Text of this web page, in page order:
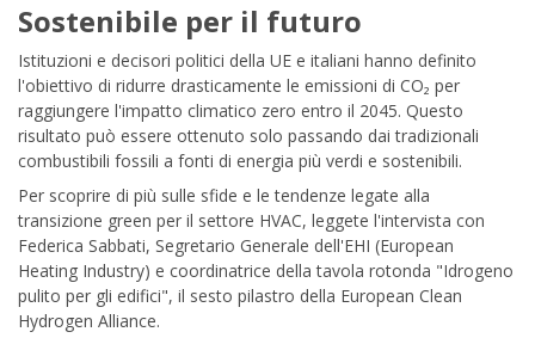
Sostenibile per il futuro
Istituzioni e decisori politici della UE e italiani hanno definito
l'obiettivo di ridurre drasticamente le emissioni di CO₂ per
raggiungere l'impatto climatico zero entro il 2045. Questo
risultato può essere ottenuto solo passando dai tradizionali
combustibili fossili a fonti di energia più verdi e sostenibili.
Per scoprire di più sulle sfide e le tendenze legate alla
transizione green per il settore HVAC, leggete l'intervista con
Federica Sabbati, Segretario Generale dell'EHI (European
Heating Industry) e coordinatrice della tavola rotonda "Idrogeno
pulito per gli edifici", il sesto pilastro della European Clean
Hydrogen Alliance.